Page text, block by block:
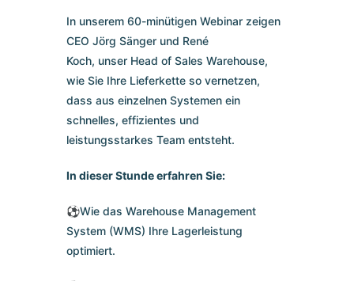
In unserem 60-minütigen Webinar zeigen
CEO Jörg Sänger und René
Koch, unser Head of Sales Warehouse,
wie Sie Ihre Lieferkette so vernetzen,
dass aus einzelnen Systemen ein
schnelles, effizientes und
leistungsstarkes Team entsteht.
In dieser Stunde erfahren Sie:
⚽Wie das Warehouse Management
System (WMS) Ihre Lagerleistung
optimiert.